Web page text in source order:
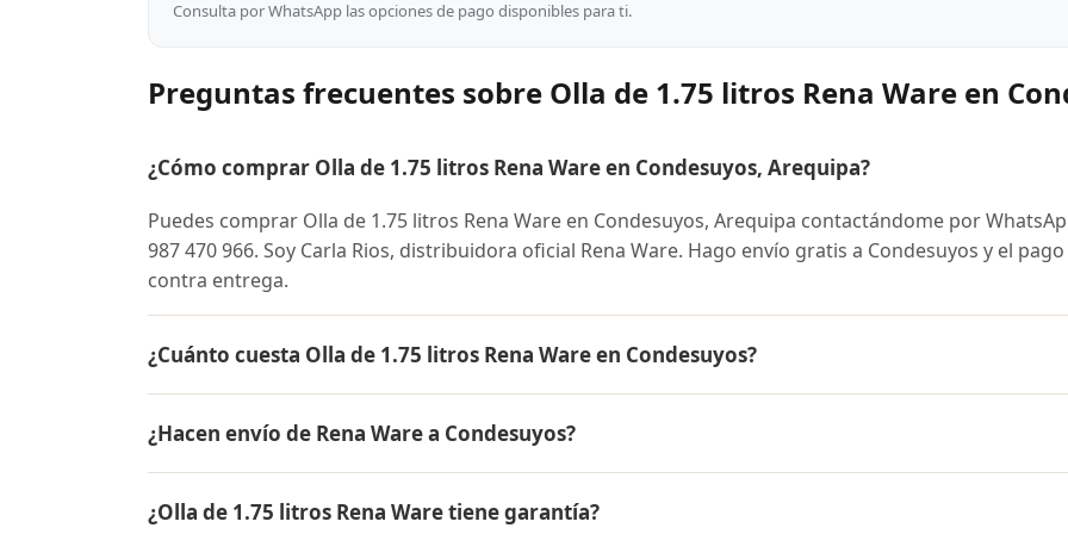
Consulta por WhatsApp las opciones de pago disponibles para ti.
Preguntas frecuentes sobre Olla de 1.75 litros Rena Ware en
¿Cómo comprar Olla de 1.75 litros Rena Ware en Condesuyos, Arequipa?
Puedes comprar Olla de 1.75 litros Rena Ware en Condesuyos, Arequipa contactándome por
987 470 966. Soy Carla Rios, distribuidora oficial Rena Ware. Hago envío gratis a Condesuyos y el pago
contra entrega.
¿Cuánto cuesta Olla de 1.75 litros Rena Ware en Condesuyos?
conocer el precio actual, promociones disponibles y facilidades de pago en cuotas desde el 10% de
¿Hacen envío de Rena Ware a Condesuyos?
es contra entrega.
¿Olla de 1.75 litros Rena Ware tiene garantía?